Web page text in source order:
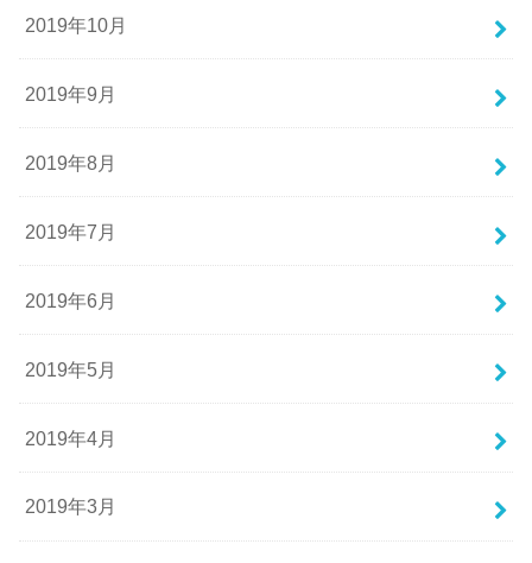
2019年10月
2019年9月
2019年8月
2019年7月
2019年6月
2019年5月
2019年4月
2019年3月